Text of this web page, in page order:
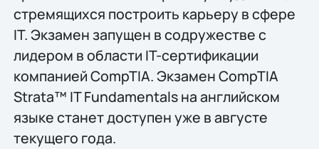
стремящихся построить карьеру в сфере
IT. Экзамен запущен в содружестве с
лидером в области IT-сертификации
компанией CompTIA. Экзамен CompTIA
Strata™ IT Fundamentals на английском
языке станет доступен уже в августе
текущего года.